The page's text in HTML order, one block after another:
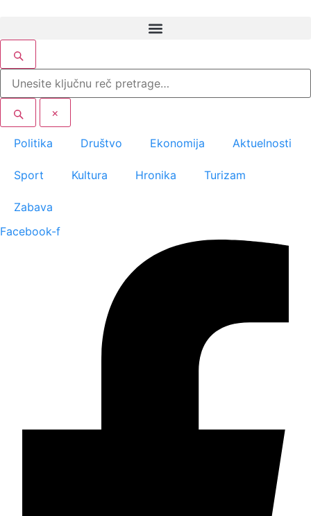
садржај
×
Politika Društvo Ekonomija Aktuelnosti
Sport Kultura Hronika Turizam
Zabava
Facebook-f